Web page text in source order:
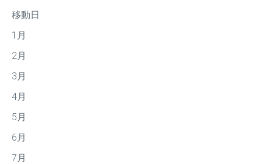
移動日
1月
2月
3月
4月
5月
6月
7月